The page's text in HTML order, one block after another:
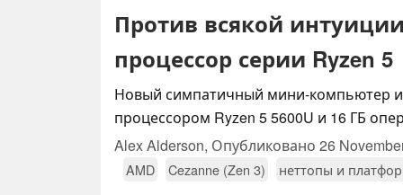
Против всякой
процессор серии Ryzen 5
Новый симпатичный мини-компьютер
процессором Ryzen 5 5600U и 16 ГБ
Alex Alderson, Опубликовано 26
AMD Cezanne (Zen 3) неттопы и